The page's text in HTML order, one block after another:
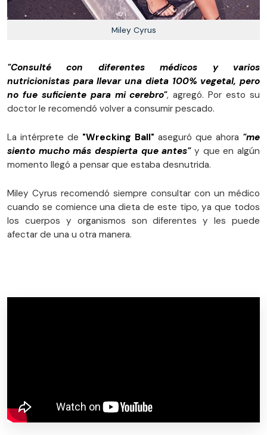
Miley Cyrus
"Consulté con diferentes médicos y varios
nutricionistas para llevar una dieta 100% vegetal, pero
no fue suficiente para mi cerebro", agregó. Por esto su
doctor le recomendó volver a consumir pescado.
La intérprete de "Wrecking Ball" aseguró que ahora "me
siento mucho más despierta que antes"y que en algún
momento llegó a pensar que estaba desnutrida.
Miley Cyrus recomendó siempre consultar con un médico
cuando se comience una dieta de este tipo, ya que todos
los cuerpos y organismos son diferentes y les puede
afectar de una u otra manera.